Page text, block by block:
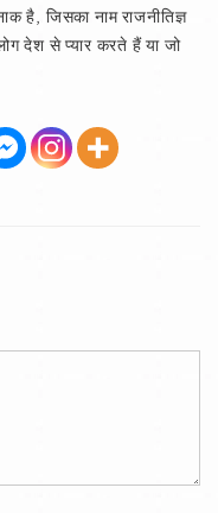
है, जिसका नाम राजनीतिज्ञ
देश से प्यार करते हैं या जो